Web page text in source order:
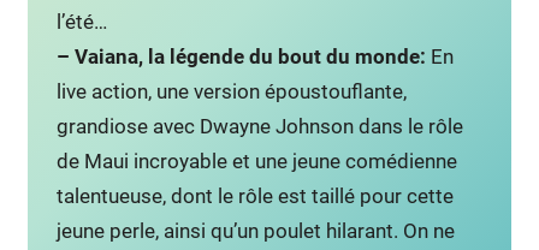
l’été…
– Vaiana, la légende du bout du monde: En
live action, une version époustouflante,
grandiose avec Dwayne Johnson dans le rôle
de Maui incroyable et une jeune comédienne
talentueuse, dont le rôle est taillé pour cette
jeune perle, ainsi qu’un poulet hilarant. On ne